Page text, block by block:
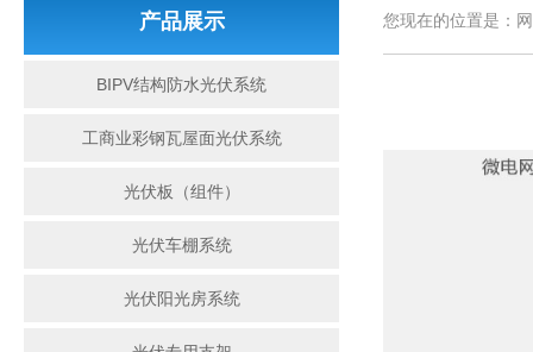
产品展示
BIPV结构防水光伏系统
工商业彩钢瓦屋面光伏系统
光伏板（组件）
光伏车棚系统
光伏阳光房系统
您现在的位置是：